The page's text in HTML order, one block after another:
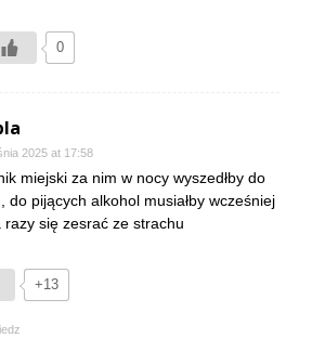
0
2025 at 17:58
miejski za nim w nocy wyszedłby do
do pijących alkohol musiałby wcześniej
razy się zesrać ze strachu
+13